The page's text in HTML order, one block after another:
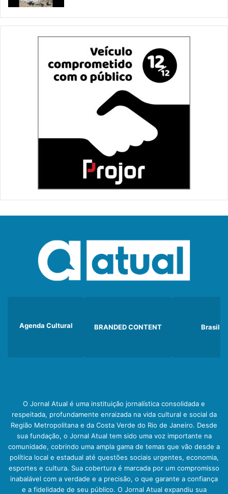
Agenda Cultural BRANDED CONTENT Brasil
O Jornal Atual é uma instituição jornalística consolidada e
respeitada, profundamente enraizada na vida cultural e social da
Região Metropolitana e da Costa Verde do Rio de Janeiro. Desde
sua fundação, o Jornal Atual tem sido uma voz importante na
comunidade, cobrindo uma ampla gama de temas que vão desde a
política local e estadual até questões sociais urgentes, economia,
esportes e cultura. Sua cobertura é marcada por um compromisso
inabalável com a verdade e a precisão, o que garante a confiança
e a fidelidade de seu público. O Jornal Atual expandiu sua